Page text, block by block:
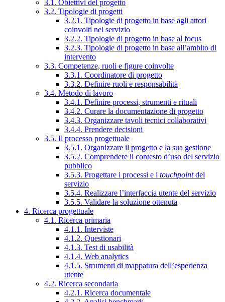
3.1. Obiettivi del progetto
3.2. Tipologie di progetti
3.2.1. Tipologie di progetto in base agli attori
coinvolti nel servizio
3.2.2. Tipologie di progetto in base al focus
3.2.3. Tipologie di progetto in base all’ambito di
intervento
3.3. Competenze, ruoli e figure coinvolte
3.3.1. Coordinatore di progetto
3.3.2. Definire ruoli e responsabilità
3.4. Metodo di lavoro
3.4.1. Definire processi, strumenti e rituali
3.4.2. Curare la documentazione di progetto
3.4.3. Organizzare tavoli tecnici collaborativi
3.4.4. Prendere decisioni
3.5. Il processo progettuale
3.5.1. Organizzare il progetto e la sua gestione
3.5.2. Comprendere il contesto d’uso del servizio
pubblico
3.5.3. Progettare i processi e i touchpointdel
servizio
3.5.4. Realizzare l’interfaccia utente del servizio
3.5.5. Validare la soluzione ottenuta
4. Ricerca progettuale
4.1. Ricerca primaria
4.1.1. Interviste
4.1.2. Questionari
4.1.3. Test di usabilità
4.1.4. Web analytics
4.1.5. Strumenti di mappatura dell’esperienza
utente
4.2. Ricerca secondaria
4.2.1. Ricerca documentale